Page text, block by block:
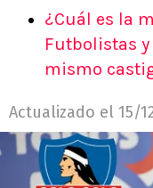
¿Cuál es la
Futbolistas
mismo
Actualizado el 15/